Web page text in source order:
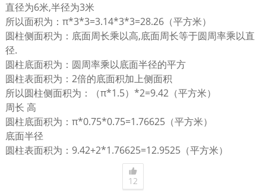
直径为6米,半径为3米
所以面积为：π*3*3=3.14*3*3=28.26（平方米）
圆柱侧面积为：底面周长乘以高,底面周长等于圆周率乘以直
径.
圆柱底面积为：圆周率乘以底面半径的平方
圆柱表面积为：2倍的底面积加上侧面积
所以圆柱侧面积为：（π*1.5）*2=9.42（平方米）
周长 高
圆柱底面积为：π*0.75*0.75=1.76625（平方米）
底面半径
圆柱表面积为：9.42+2*1.76625=12.9525（平方米）
12